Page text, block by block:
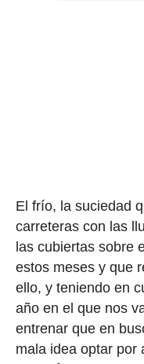
El frío, la suciedad
carreteras con las
las cubiertas sobre
estos meses y que
ello, y teniendo en
año en el que nos
entrenar que en
mala idea optar por